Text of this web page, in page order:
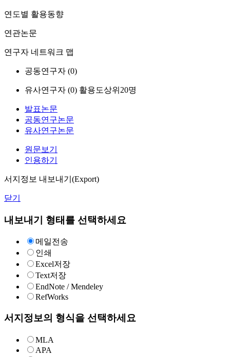
연도별 활용동향
연관논문
연구자 네트워크 맵
공동연구자 (0)
유사연구자 (0) 활용도상위20명
발표논문
공동연구논문
유사연구논문
원문보기
인용하기
서지정보 내보내기(Export)
닫기
내보내기 형태를 선택하세요
메일전송
인쇄
Excel저장
Text저장
EndNote / Mendeley
RefWorks
서지정보의 형식을 선택하세요
MLA
APA